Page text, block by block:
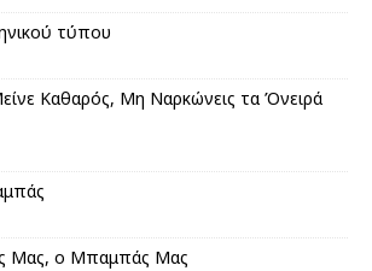
τύπου
Καθαρός, Μη Ναρκώνεις τα Όνειρά
Μας, ο Μπαμπάς Μας